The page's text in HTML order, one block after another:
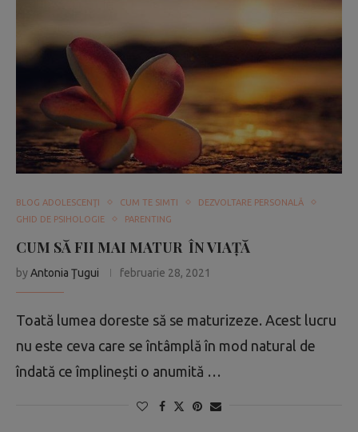
BLOG ADOLESCENŢI CUM TE SIMTI
DEZVOLTARE PERSONALĂ
GHID DE PSIHOLOGIE
PARENTING
CUM SĂ FII MAI MATUR ÎN VIAȚĂ
byAntonia Ţugui februarie 28, 2021
Toată lumea doreste să se maturizeze. Acest lucru
nu este ceva care se întâmplă în mod natural de
îndată ce împlinești o anumită …